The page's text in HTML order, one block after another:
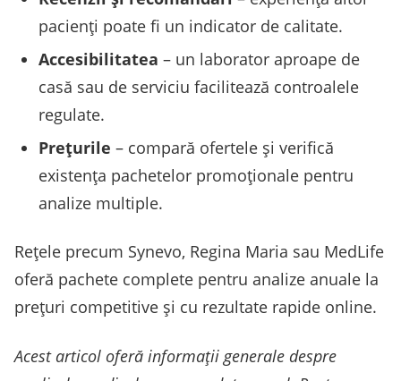
pacienți poate fi un indicator de calitate.
Accesibilitatea – un laborator aproape de
casă sau de serviciu facilitează controalele
regulate.
Prețurile – compară ofertele și verifică
existența pachetelor promoționale pentru
analize multiple.
Rețele precum Synevo, Regina Maria sau MedLife
oferă pachete complete pentru analize anuale la
prețuri competitive și cu rezultate rapide online.
Acest articol oferă informații generale despre